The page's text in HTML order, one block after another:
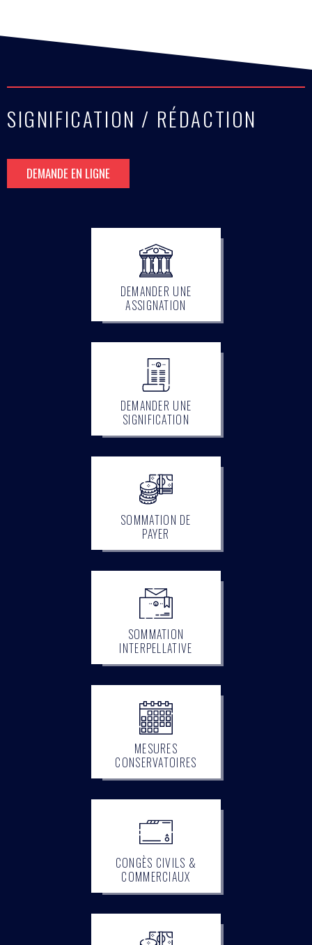
SIGNIFICATION / RÉDACTION
DEMANDE EN LIGNE
DEMANDER UNE
ASSIGNATION
DEMANDER UNE
SIGNIFICATION
SOMMATION DE
PAYER
SOMMATION
INTERPELLATIVE
MESURES
CONSERVATOIRES
CONGÈS CIVILS &
COMMERCIAUX